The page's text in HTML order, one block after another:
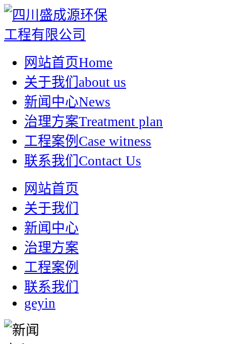
网站首页Home
关于我们 about us
新闻中心News
治理方案Treatment plan
工程案例 Case witness
联系我们 Contact Us
网站首页
关于我们
新闻中心
治理方案
工程案例
联系我们
geyin